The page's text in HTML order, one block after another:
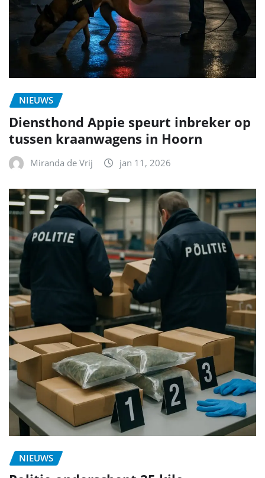
NIEUWS
Diensthond Appie speurt inbreker op
tussen kraanwagens in Hoorn
Miranda de Vrij jan 11, 2026
NIEUWS